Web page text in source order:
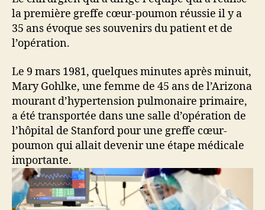
la première greffe cœur-poumon réussie il y a
35 ans évoque ses souvenirs du patient et de
l’opération.
Le 9 mars 1981, quelques minutes après minuit,
Mary Gohlke, une femme de 45 ans de l’Arizona
mourant d’hypertension pulmonaire primaire,
a été transportée dans une salle d’opération de
l’hôpital de Stanford pour une greffe cœur-
poumon qui allait devenir une étape médicale
importante.